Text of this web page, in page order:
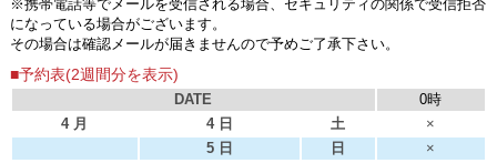
※携帯電話等でメールを受信される場合、セキュリティの関係で受信拒否
になっている場合がございます。
その場合は確認メールが届きませんので予めご了承下さい。
■予約表(2週間分を表示)
DATE
0時
4 月
4 日 土
×
5 日
日
×